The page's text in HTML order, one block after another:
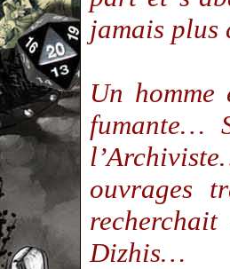
jamais plus
Un homme
fumante…
ouvrages
Dizhis…